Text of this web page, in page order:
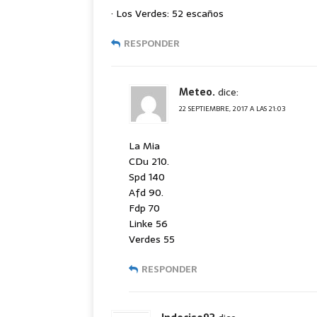
· Los Verdes: 52 escaños
RESPONDER
Meteo.dice:
22 SEPTIEMBRE, 2017 A LAS 21:03
La Mia
CDu 210.
Spd 140
Afd 90.
Fdp 70
Linke 56
Verdes 55
RESPONDER